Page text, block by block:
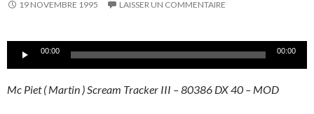
19 NOVEMBRE 1995 LAISSER UN COMMENTAIRE
Lecteur00:00 00:00
Mc Piet ( Martin ) Scream Tracker III – 80386 DX 40 – MOD